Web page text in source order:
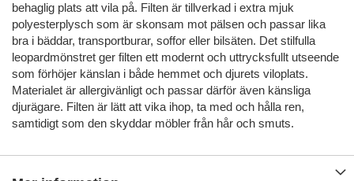
behaglig plats att vila på. Filten är tillverkad i extra mjuk
polyesterplysch som är skonsam mot pälsen och passar lika
bra i bäddar, transportburar, soffor eller bilsäten. Det stilfulla
leopardmönstret ger filten ett modernt och uttrycksfullt utseende
som förhöjer känslan i både hemmet och djurets viloplats.
Materialet är allergivänligt och passar därför även känsliga
djurägare. Filten är lätt att vika ihop, ta med och hålla ren,
samtidigt som den skyddar möbler från hår och smuts.